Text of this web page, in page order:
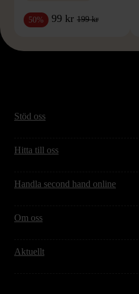
50% 99 kr 199 kr
Stöd oss
Hitta till oss
Handla second hand online
Om oss
Aktuellt